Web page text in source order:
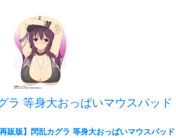
ラ 等身大おっぱいマウスパッド
販版】閃乱カグラ 等身大おっぱいマウスパッド